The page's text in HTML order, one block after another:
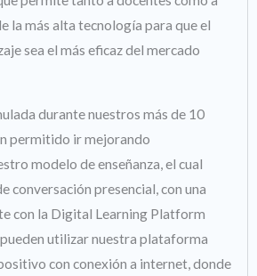
la más alta tecnología para que el
sea el más eficaz del mercado
durante nuestros más de 10
permitido ir mejorando
modelo de enseñanza, el cual
conversación presencial, con una
con la Digital Learning Platform
utilizar nuestra plataforma
con conexión a internet, donde